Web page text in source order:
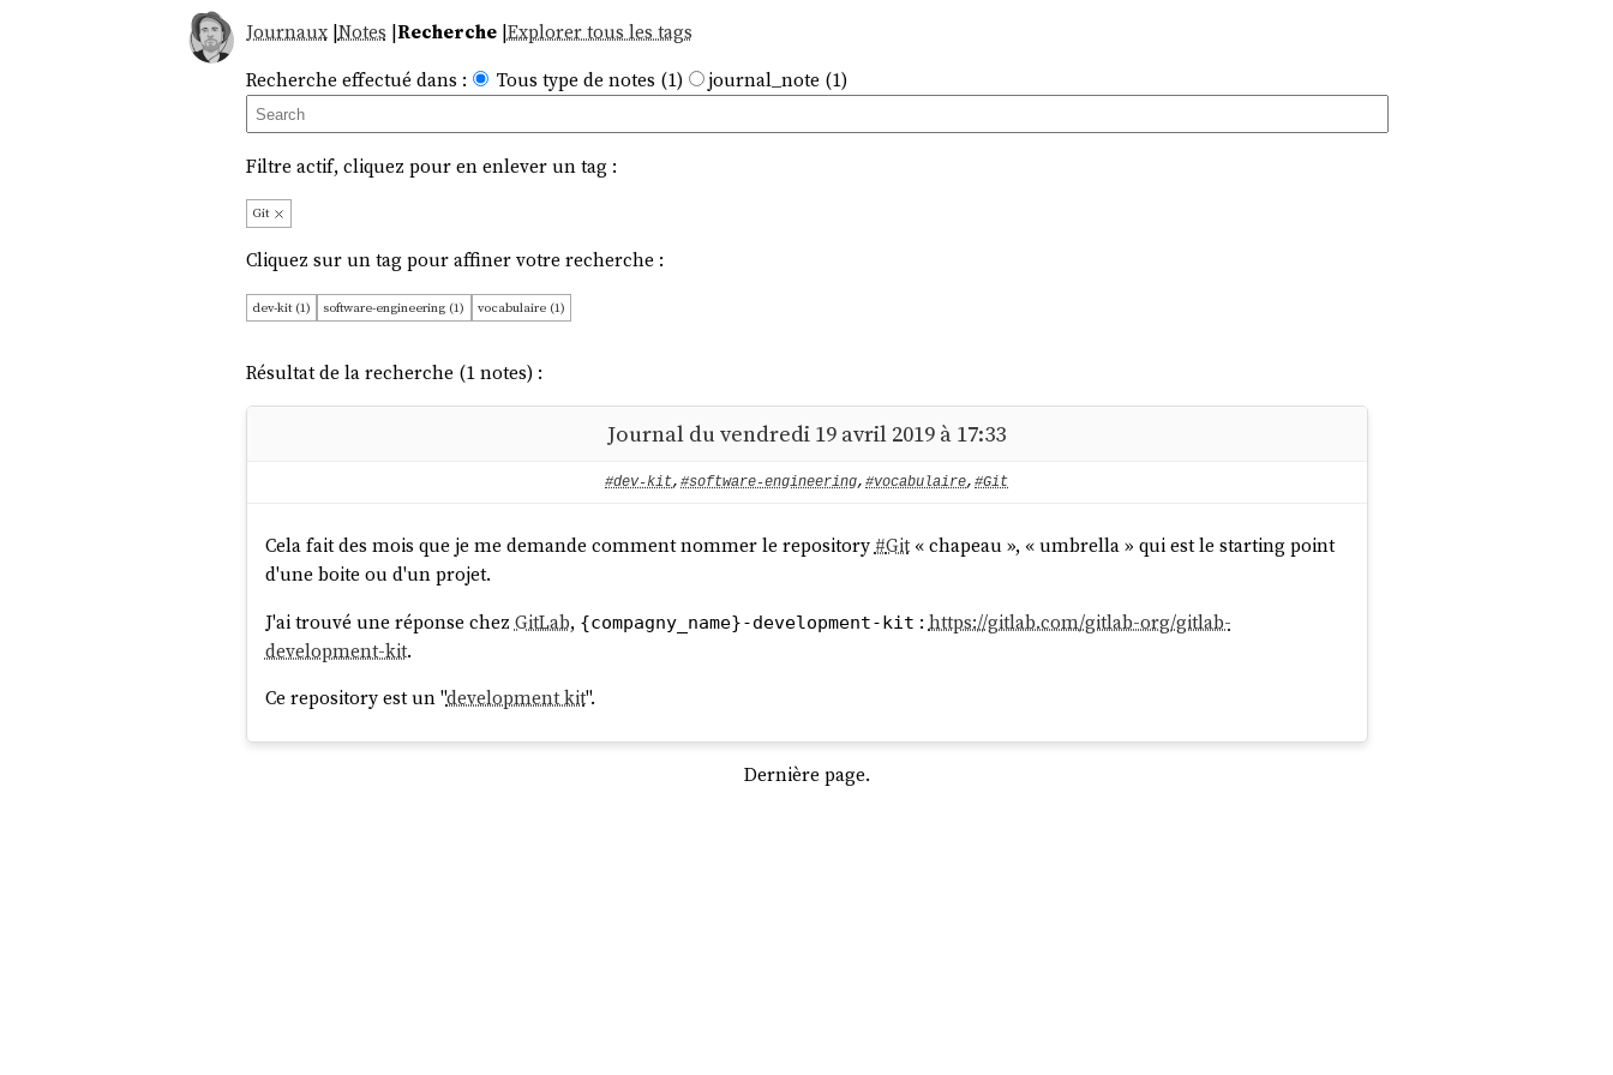
Journaux|Notes |Recherche|Explorer tous les tags
Recherche effectué dans :
Tous type de notes (1) journal_note (1)
Filtre actif, cliquez pour en enlever un tag :
Git
Cliquez sur un tag pour affiner votre recherche :
dev-kit (1) software-engineering (1) vocabulaire (1)
Résultat de la recherche (1 notes) :
Journal du vendredi 19 avril 2019 à 17:33
#dev-kit, #software-engineering, #vocabulaire, #Git
Cela fait des mois que je me demande comment nommer le repository#Git« chapeau », « umbrella » qui est le starting point
d'une boite ou d'un projet.
J'ai trouvé une réponse chez GitLab, {compagny_name}-development-kit : https://gitlab.com/gitlab-org/gitlab-
development-kit.
Ce repository est un "development kit".
Dernière page.